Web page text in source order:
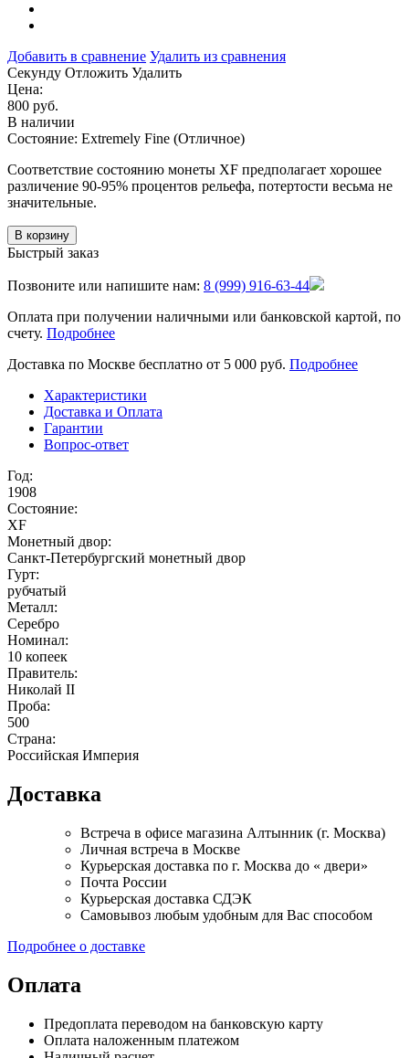
Добавить в сравнение Удалить из сравнения
Cекунду Отложить Удалить
Цена:
800 руб.
В наличии
Состояние: Extremely Fine (Отличное)
Соответствие состоянию монеты XF предполагает хорошее
различение 90-95% процентов рельефа, потертости весьма не
значительные.
В корзину
Быстрый заказ
Позвоните или напишите нам: 8 (999) 916-63-44
Оплата при получении наличными или банковской картой, по
счету. Подробнее
Доставка по Москве бесплатно от 5 000 руб. Подробнее
Характеристики
Доставка и Оплата
Гарантии
Вопрос-ответ
Год:
1908
Состояние:
XF
Монетный двор:
Санкт-Петербургский монетный двор
Гурт:
рубчатый
Металл:
Серебро
Номинал:
10 копеек
Правитель:
Николай II
Проба:
500
Страна:
Российская Империя
Доставка
Встреча в офисе магазина Алтынник (г. Москва)
Личная встреча в Москве
Курьерская доставка по г. Москва до « двери»
Почта России
Курьерская доставка СДЭК
Самовывоз любым удобным для Вас способом
Подробнее о доставке
Оплата
Предоплата переводом на банковскую карту
Оплата наложенным платежом